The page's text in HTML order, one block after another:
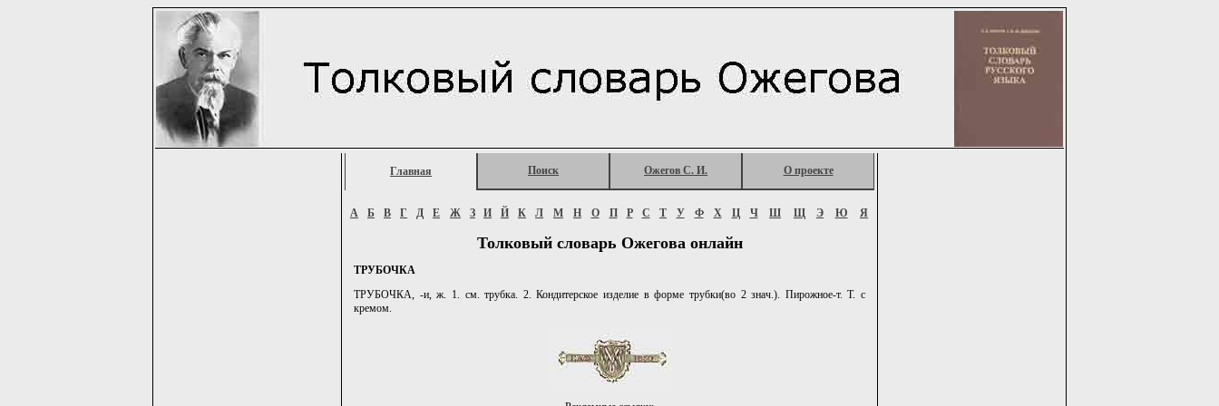
Главная Поиск Ожегов С. И. О проекте
А Б В Г Д Е Ж З И Й К Л М Н О П Р С Т У Ф Х Ц Ч Ш Щ Э Ю Я
Толковый словарь Ожегова онлайн
ТРУБОЧКА
ТРУБОЧКА, -и, ж. 1. см. трубка. 2. Кондитерское изделие в форме трубки(во 2 знач.). Пирожное-т. Т. с
кремом.